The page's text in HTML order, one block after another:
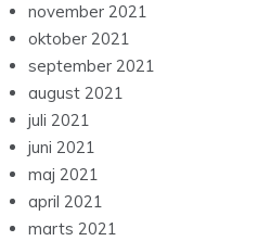
november 2021
oktober 2021
september 2021
august 2021
juli 2021
juni 2021
maj 2021
april 2021
marts 2021